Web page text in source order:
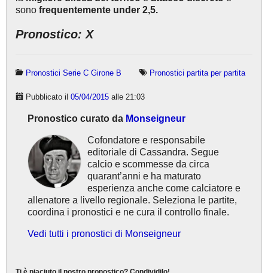
sono frequentemente under 2,5.
Pronostico: X
Pronostici Serie C Girone B Pronostici partita per partita
Pubblicato il 05/04/2015 alle 21:03
Pronostico curato da Monseigneur
Cofondatore e responsabile
editoriale di Cassandra. Segue
calcio e scommesse da circa
quarant’anni e ha maturato
esperienza anche come calciatore e
allenatore a livello regionale. Seleziona le partite,
coordina i pronostici e ne cura il controllo finale.
Vedi tutti i pronostici di Monseigneur